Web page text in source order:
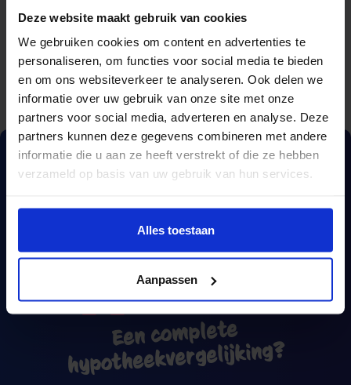
Deze website maakt gebruik van cookies
We gebruiken cookies om content en advertenties te
personaliseren, om functies voor social media te bieden
en om ons websiteverkeer te analyseren. Ook delen we
informatie over uw gebruik van onze site met onze
partners voor social media, adverteren en analyse. Deze
partners kunnen deze gegevens combineren met andere
informatie die u aan ze heeft verstrekt of die ze hebben
verzameld op basis van uw gebruik van hun services.
Alles toestaan
Aanpassen
Een complete
hypotheekvergelijking?